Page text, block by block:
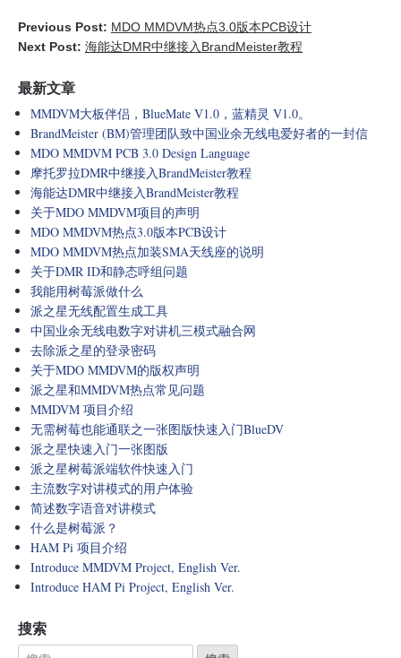
Previous Post: MDO MMDVM热点3.0版本PCB设计
Next Post: 海能达DMR中继接入BrandMeister教程
最新文章
MMDVM大板伴侣，BlueMate V1.0，蓝精灵 V1.0。
BrandMeister (BM)管理团队致中国业余无线电爱好者的一封信
MDO MMDVM PCB 3.0 Design Language
摩托罗拉DMR中继接入BrandMeister教程
海能达DMR中继接入BrandMeister教程
关于MDO MMDVM项目的声明
MDO MMDVM热点3.0版本PCB设计
MDO MMDVM热点加装SMA天线座的说明
关于DMR ID和静态呼组问题
我能用树莓派做什么
派之星无线配置生成工具
中国业余无线电数字对讲机三模式融合网
去除派之星的登录密码
关于MDO MMDVM的版权声明
派之星和MMDVM热点常见问题
MMDVM 项目介绍
无需树莓也能通联之一张图版快速入门BlueDV
派之星快速入门一张图版
派之星树莓派端软件快速入门
主流数字对讲模式的用户体验
简述数字语音对讲模式
什么是树莓派？
HAM Pi 项目介绍
Introduce MMDVM Project, English Ver.
Introduce HAM Pi Project, English Ver.
搜索